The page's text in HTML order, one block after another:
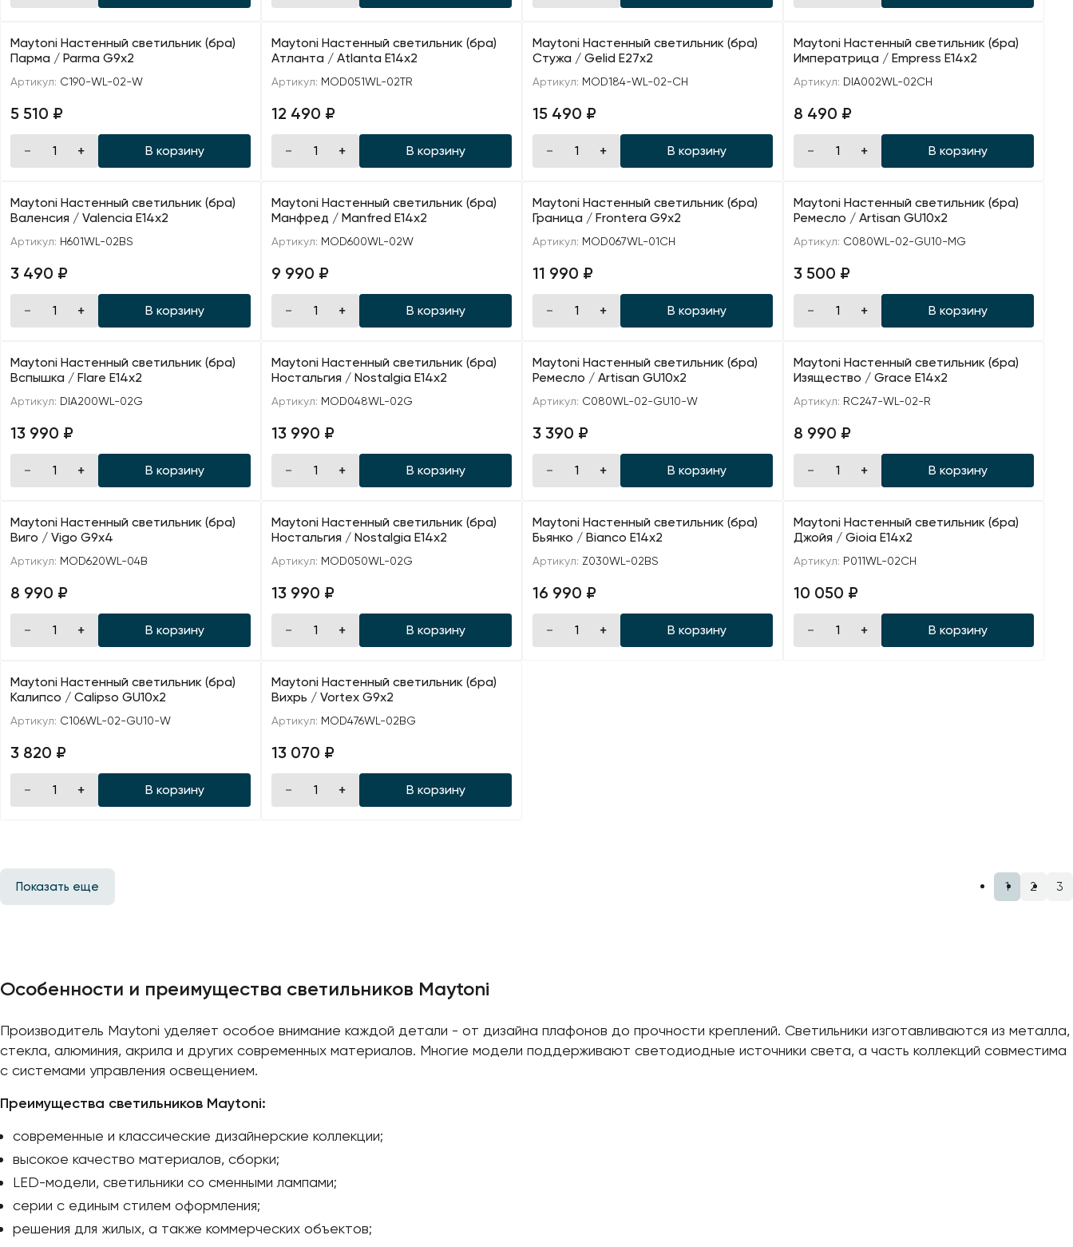
Maytoni Настенный светильник (бра)
Парма / Parma G9х2
Артикул: C190-WL-02-W
5 510 ₽
В корзину
Maytoni Настенный светильник (бра)
Атланта / Atlanta E14х2
Артикул: MOD051WL-02TR
12 490 ₽
В корзину
Maytoni Настенный светильник (бра)
Стужа / Gelid E27х2
Артикул: MOD184-WL-02-CH
15 490 ₽
В корзину
Maytoni Настенный светильник (бра)
Императрица / Empress E14х2
Артикул: DIA002WL-02CH
8 490 ₽
В корзину
Maytoni Настенный светильник (бра)
Валенсия / Valencia E14х2
Артикул: H601WL-02BS
3 490 ₽
В корзину
Maytoni Настенный светильник (бра)
Манфред / Manfred E14х2
Артикул: MOD600WL-02W
9 990 ₽
В корзину
Maytoni Настенный светильник (бра)
Граница / Frontera G9х2
Артикул: MOD067WL-01CH
11 990 ₽
В корзину
Maytoni Настенный светильник (бра)
Ремесло / Artisan GU10х2
Артикул: C080WL-02-GU10-MG
3 500 ₽
В корзину
Maytoni Настенный светильник (бра)
Вспышка / Flare E14х2
Артикул: DIA200WL-02G
13 990 ₽
В корзину
Maytoni Настенный светильник (бра)
Ностальгия / Nostalgia E14х2
Артикул: MOD048WL-02G
13 990 ₽
В корзину
Maytoni Настенный светильник (бра)
Ремесло / Artisan GU10х2
Артикул: C080WL-02-GU10-W
3 390 ₽
В корзину
Maytoni Настенный светильник (бра)
Изящество / Grace E14х2
Артикул: RC247-WL-02-R
8 990 ₽
В корзину
Maytoni Настенный светильник (бра)
Виго / Vigo G9х4
Артикул: MOD620WL-04B
8 990 ₽
В корзину
Maytoni Настенный светильник (бра)
Ностальгия / Nostalgia E14х2
Артикул: MOD050WL-02G
13 990 ₽
В корзину
Maytoni Настенный светильник (бра)
Бьянко / Bianco E14х2
Артикул: Z030WL-02BS
16 990 ₽
В корзину
Maytoni Настенный светильник (бра)
Джойя / Gioia E14х2
Артикул: P011WL-02CH
10 050 ₽
В корзину
Maytoni Настенный светильник (бра)
Калипсо / Calipso GU10х2
Артикул: C106WL-02-GU10-W
3 820 ₽
В корзину
Maytoni Настенный светильник (бра)
Вихрь / Vortex G9х2
Артикул: MOD476WL-02BG
13 070 ₽
В корзину
Показать еще 1 2 3
Особенности и преимущества светильников Maytoni
Производитель Maytoni уделяет особое внимание каждой детали - от дизайна плафонов до прочности креплений. Светильники изготавливаются из металла,
стекла, алюминия, акрила и других современных материалов. Многие модели поддерживают светодиодные источники света, а часть коллекций совместима
с системами управления освещением.
Преимущества светильников Maytoni:
современные и классические дизайнерские коллекции;
высокое качество материалов, сборки;
LED-модели, светильники со сменными лампами;
серии с единым стилем оформления;
решения для жилых, а также коммерческих объектов;